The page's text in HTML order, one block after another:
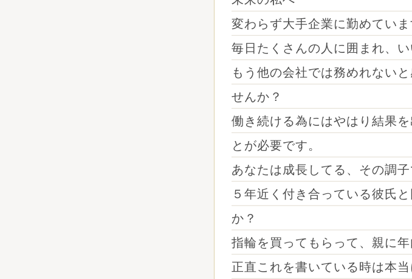
変わらず大手企業に勤めていま
毎日たくさんの人に囲まれ、
もう他の会社では務めれない
せんか？
働き続ける為にはやはり結果
とが必要です。
あなたは成長してる、その調
５年近く付き合っている彼氏
か？
指輪を買ってもらって、親に
正直これを書いている時は本